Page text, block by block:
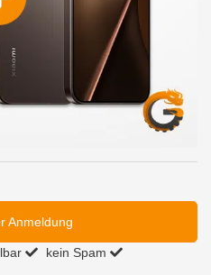
Anmeldung
kein Spam